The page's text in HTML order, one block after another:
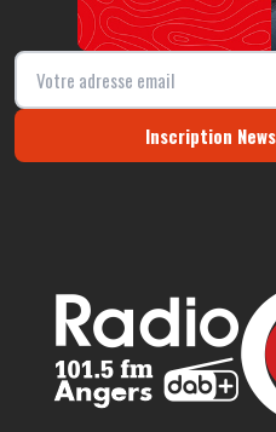
Inscription